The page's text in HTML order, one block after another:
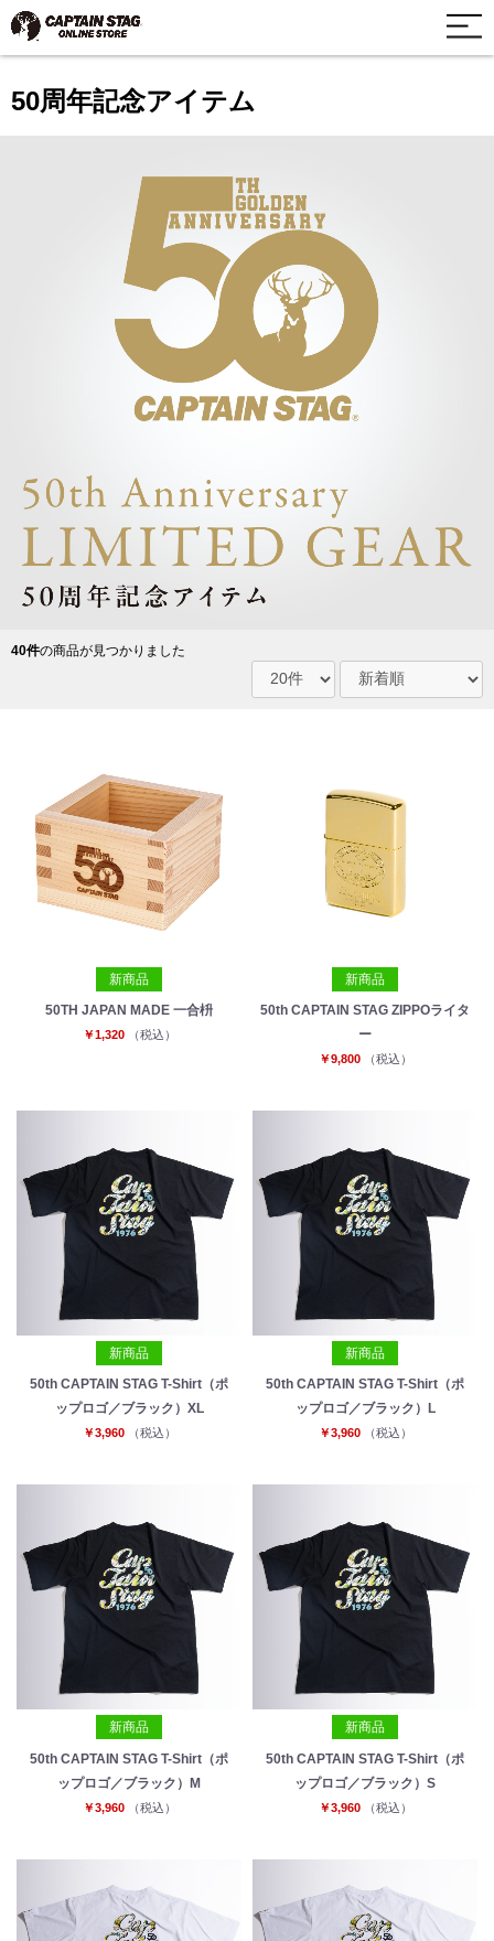
50周年記念アイテム
40件の商品が見つかりました
新商品
50TH JAPAN MADE 一合枡
￥1,320 （税込）
新商品
50th CAPTAIN STAG ZIPPOライタ
ー
￥9,800 （税込）
新商品
50th CAPTAIN STAG T-Shirt（ポ
ップロゴ／ブラック）XL
￥3,960 （税込）
新商品
50th CAPTAIN STAG T-Shirt（ポ
ップロゴ／ブラック）L
￥3,960 （税込）
新商品
50th CAPTAIN STAG T-Shirt（ポ
ップロゴ／ブラック）M
￥3,960 （税込）
新商品
50th CAPTAIN STAG T-Shirt（ポ
ップロゴ／ブラック）S
￥3,960 （税込）